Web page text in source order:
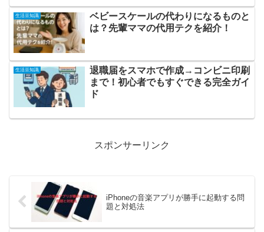
生活豆知識
ベビースケールの代わりになるものと
は？先輩ママの代用テクを紹介！
生活豆知識
退職届をスマホで作成→コンビニ印刷
まで！初心者でもすぐできる完全ガイ
ド
スポンサーリンク
iPhoneの音楽アプリが勝手に起動する問
題と対処法